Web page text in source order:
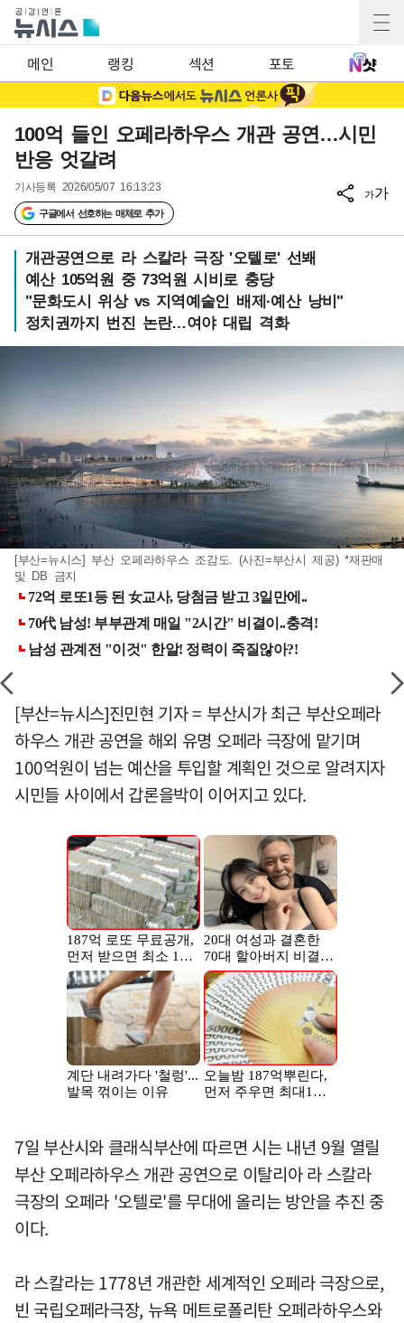
메인 랭킹 섹션 포토
100억 들인 오페라하우스 개관 공연…시민
반응 엇갈려
기사등록 2026/05/07 16:13:23
구글에서 선호하는 매체로 추가
가가
개관공연으로 라 스칼라 극장 '오텔로' 선봬
예산 105억원 중 73억원 시비로 충당
"문화도시 위상 vs 지역예술인 배제·예산 낭비"
정치권까지 번진 논란…여야 대립 격화
[부산=뉴시스] 부산 오페라하우스 조감도. (사진=부산시 제공) *재판매
및 DB 금지
[부산=뉴시스]진민현 기자 = 부산시가 최근 부산오페라
하우스 개관 공연을 해외 유명 오페라 극장에 맡기며
100억원이 넘는 예산을 투입할 계획인 것으로 알려지자
시민들 사이에서 갑론을박이 이어지고 있다.
7일 부산시와 클래식부산에 따르면 시는 내년 9월 열릴
부산 오페라하우스 개관 공연으로 이탈리아 라 스칼라
극장의 오페라 '오텔로'를 무대에 올리는 방안을 추진 중
이다.
라 스칼라는 1778년 개관한 세계적인 오페라 극장으로,
빈 국립오페라극장, 뉴욕 메트로폴리탄 오페라하우스와